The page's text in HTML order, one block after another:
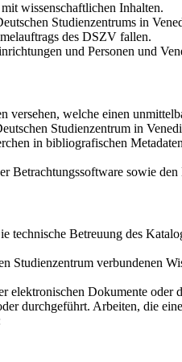
wissenschaftlichen Inhalten.
Studienzentrums in
des DSZV fallen.
und Personen und
welche einen
Studienzentrum in
in bibliografischen
Betrachtungssoftware sowie
Betreuung des
verbundenen
Dokumente
durchgeführt. Arbeiten, die